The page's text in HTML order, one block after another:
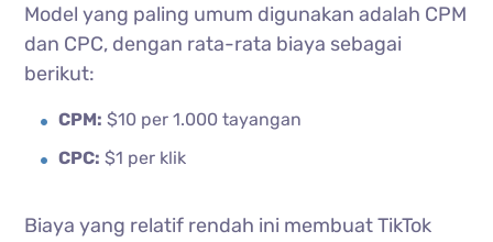
Model yang paling umum digunakan adalah CPM
dan CPC, dengan rata-rata biaya sebagai
berikut:
CPM: $10 per 1.000 tayangan
CPC: $1 per klik
Biaya yang relatif rendah ini membuat TikTok